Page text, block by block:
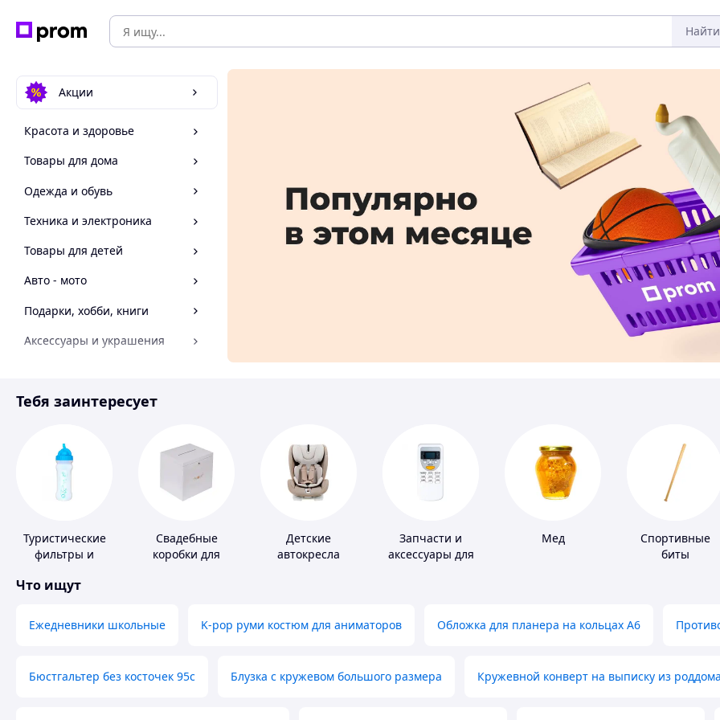
Найти
Акции
Красота и здоровье
Товары для дома
Одежда и обувь
Техника и электроника
Товары для детей
Авто - мото
Подарки, хобби, книги
Аксессуары и украшения
Спорт и отдых
Тебя заинтересует
Туристические
фильтры и
питьевой воды
Свадебные
коробки для
Детские
автокресла
Запчасти и
аксессуары для
Мед
Спортивные
биты
Что ищут
Ежедневники школьные K-pop руми костюм для аниматоров Обложка для планера на кольцах А6
Бюстгальтер без косточек 95с Блузка с кружевом большого размера Кружевной конверт на выписку из